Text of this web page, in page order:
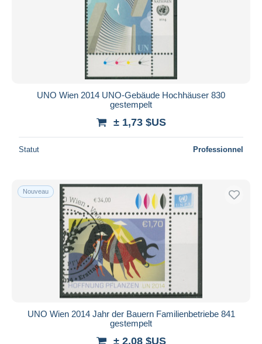
Appliquer
UNO Wien 2014 UNO-Gebäude Hochhäuser 830
gestempelt
± 1,73 $US
Statut Professionnel
Nouveau
UNO Wien 2014 Jahr der Bauern Familienbetriebe 841
gestempelt
± 2,08 $US